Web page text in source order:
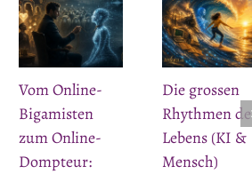
Vom Online-
Bigamisten
zum Online-
Dompteur:
Die grossen
Rhythmen
Lebens (KI &
Mensch)